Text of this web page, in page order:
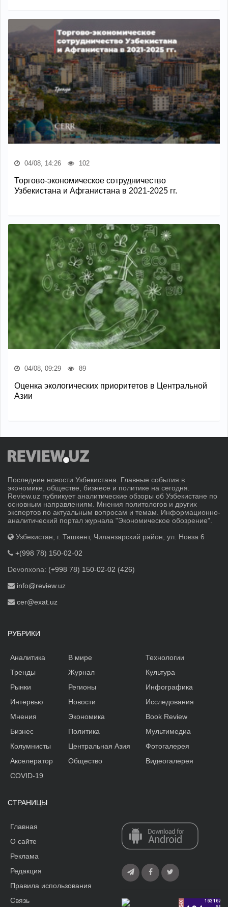
04/08, 14:26 102
Торгово-экономическое сотрудничество
Узбекистана и Афганистана в 2021-2025 гг.
04/08, 09:29 89
Оценка экологических приоритетов в Центральной
Азии
Последние новости Узбекистана. Главные события в
экономике, обществе, бизнесе и политике на сегодня.
Review.uz публикует аналитические обзоры об Узбекистане по
основным направлениям. Мнения политологов и других
экспертов по актуальным вопросам и темам. Информационно-
аналитический портал журнала "Экономическое обозрение".
Узбекистан, г. Ташкент, Чиланзарский район, ул. Новза 6
+(998 78) 150-02-02
Devonxona: (+998 78) 150-02-02 (426)
info@review.uz
cer@exat.uz
РУБРИКИ
Аналитика
Тренды
Рынки
Интервью
Мнения
Бизнес
Колумнисты
Акселератор
В мире
Журнал
Регионы
Новости
Экономика
Политика
Центральная Азия
Общество
Технологии
Культура
Инфографика
Исследования
Book Review
Мультимедиа
Фотогалерея
Видеогалерея
COVID-19
СТРАНИЦЫ
Главная
О сайте
Реклама
Редакция
Правила использования
Связь